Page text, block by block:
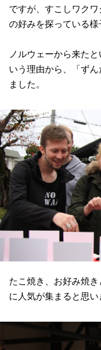
ですが、すこしワク
の好みを探っている様
ノルウェーから来た
いう理由から、「ず
ました。
たこ焼き、お好み焼
に人気が集まると思い